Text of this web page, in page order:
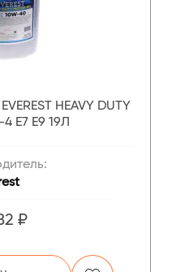
HEAVY DUTY
E7 E9 19Л
₽